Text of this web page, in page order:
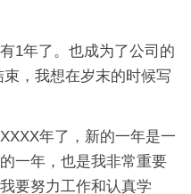
1年了。也成为了公司的
，我想在岁末的时候写
年了，新的一年是一
一年，也是我非常重要
要努力工作和认真学